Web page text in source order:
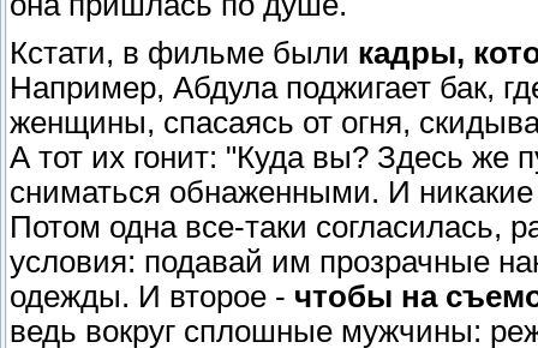
Кстати, в фильме были кадры,
Например, Абдула поджигает бак,
женщины, спасаясь от огня,
А тот их гонит: "Куда вы? Здесь же
сниматься обнаженными. И
Потом одна все-таки согласилась,
условия: подавай им прозрачные
одежды. И второе - чтобы на
ведь вокруг сплошные мужчины: